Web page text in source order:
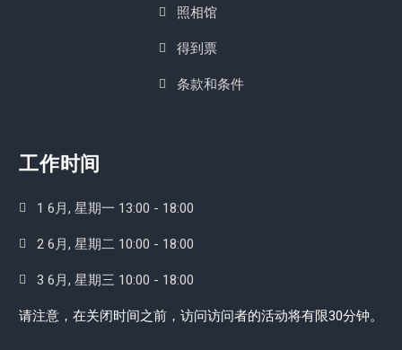
照相馆
得到票
条款和条件
工作时间
1 6月, 星期一 13:00 - 18:00
2 6月, 星期二 10:00 - 18:00
3 6月, 星期三 10:00 - 18:00
请注意，在关闭时间之前，访问访问者的活动将有限30分钟。